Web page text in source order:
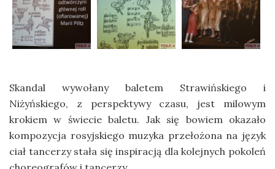
Skandal wywołany baletem Strawińskiego i
Niżyńskiego, z perspektywy czasu, jest milowym
krokiem w świecie baletu. Jak się bowiem okazało
kompozycja rosyjskiego muzyka przełożona na język
ciał tancerzy stała się inspiracją dla kolejnych pokoleń